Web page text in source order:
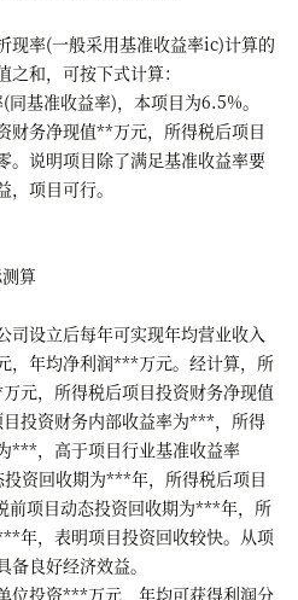
率(一般采用基准收益率ic)计算的
和，可按下式计算：
准收益率)，本项目为6.5%。
务净现值**万元，所得税后项目
。说明项目除了满足基准收益率要
项目可行。
算
设立后每年可实现年均营业收入
年均净利润***万元。经计算，所
元，所得税后项目投资财务净现值
投资财务内部收益率为***，所得
***，高于项目行业基准收益率
资回收期为***年，所得税后项目
项目动态投资回收期为***年，所
年，表明项目投资回收较快。从项
良好经济效益。
投资***万元，年均可获得利润分